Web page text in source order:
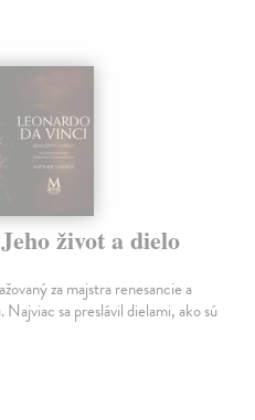
život a dielo
za majstra renesancie a
sa preslávil dielami, ako sú